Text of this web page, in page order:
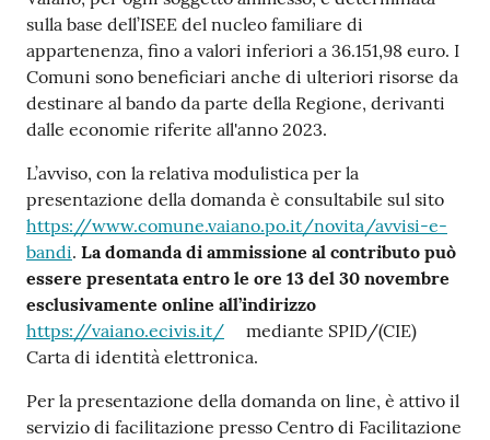
sulla base dell’ISEE del nucleo familiare di
appartenenza, fino a valori inferiori a 36.151,98 euro. I
Comuni sono beneficiari anche di ulteriori risorse da
destinare al bando da parte della Regione, derivanti
dalle economie riferite all'anno 2023.
L’avviso, con la relativa modulistica per la
presentazione della domanda è consultabile sul sito
https://www.comune.vaiano.po.it/novita/avvisi-e-
bandi. La domanda di ammissione al contributo può
essere presentata entro le ore 13 del 30 novembre
esclusivamente online all’indirizzo
https://vaiano.ecivis.it/
mediante SPID/(CIE)
Carta di identità elettronica.
Per la presentazione della domanda on line, è attivo il
servizio di facilitazione presso Centro di Facilitazione